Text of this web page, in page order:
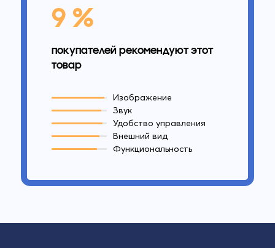
9 %
покупателей рекомендуют этот
товар
Изображение
Звук
Удобство управления
Внешний вид
Функциональность